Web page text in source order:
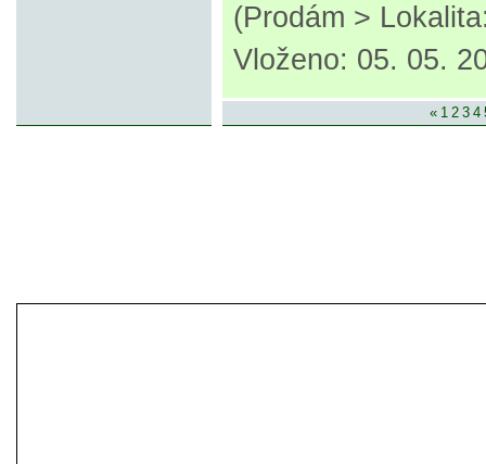
(Prodám >
Vloženo: 05. 05.
« 1 2 3 4